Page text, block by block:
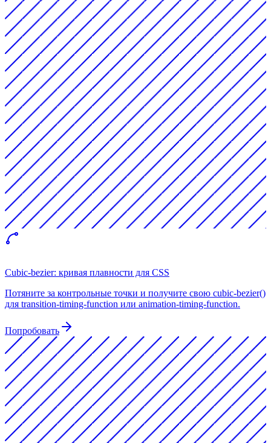
Cubic-bezier: кривая плавности для CSS
Потяните за контрольные точки и получите свою cubic-bezier()
для transition-timing-function или animation-timing-function.
Попробовать